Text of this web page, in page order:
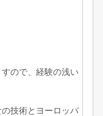
ので、経験の浅い
技術とヨーロッパ